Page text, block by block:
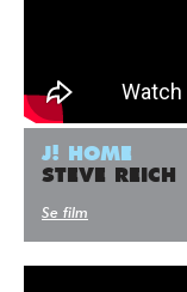
J! HOME
STEVE REICH
Se film